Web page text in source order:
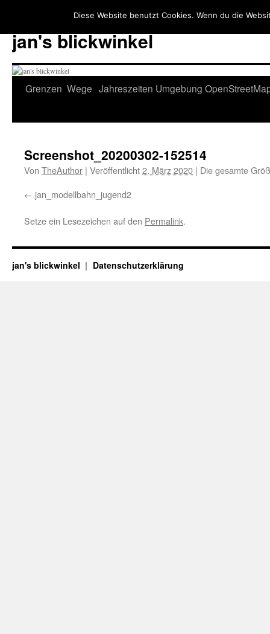
jan's blickwinkel
Zum
Grenzen Wege Jahreszeiten Umgebung
Screenshot_20200302-152514
Von TheAuthor | Veröffentlicht2. März 2020 | Die gesamte
jan_modellbahn_jugend2
Setze ein Lesezeichen auf den Permalink.
jan's blickwinkel Datenschutzerklärung
Diese Website benutzt Cookies. Wenn du die